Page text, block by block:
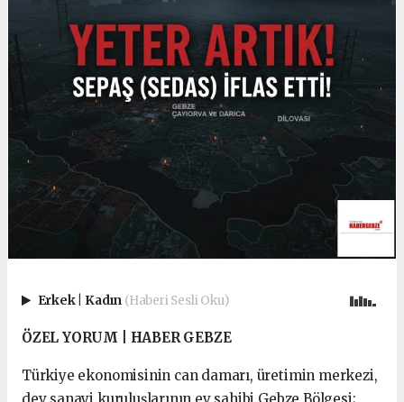
Erkek Kadın (Haberi Sesli Oku)
ÖZEL YORUM | HABER GEBZE
Türkiye ekonomisinin can damarı, üretimin merkezi,